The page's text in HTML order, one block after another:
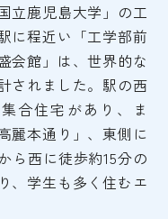
立鹿児島大学」の工
に程近い「工学部前
会館」は、世界的な
されました。駅の西
合住宅があり、ま
麗本通り」、東側に
ら西に徒歩約15分の
、学生も多く住むエ